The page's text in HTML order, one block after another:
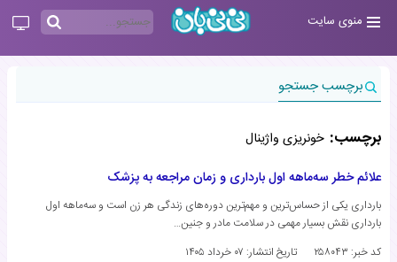
منوی سایت
برچسب جستجو
برچسب: خونریزی واژینال
علائم خطر سه‌ماهه اول بارداری و زمان مراجعه به پزشک
بارداری یکی از حساس‌ترین و مهم‌ترین دوره‌های زندگی هر زن است و سه‌ماهه اول
بارداری نقش بسیار مهمی در سلامت مادر و جنین…
کد خبر: ۲۵۸۰۴۳
تاریخ انتشار: ۰۷ خرداد ۱۴۰۵